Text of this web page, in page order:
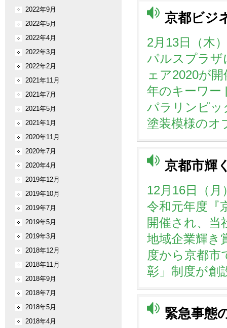
京都ビジ
2月13日（木
パルスプラザ
ェア2020が
年のキーワー
パラリンピッ
塗装模様の
京都市輝
12月16日（
令和元年度『
開催され、当
地域企業輝き
度から京都市
彰」制度が
緊急事態
2022年9月
2022年5月
2022年4月
2022年3月
2022年2月
2021年11月
2021年7月
2021年5月
2021年1月
2020年11月
2020年7月
2020年4月
2019年12月
2019年10月
2019年7月
2019年5月
2019年3月
2018年12月
2018年11月
2018年9月
2018年7月
2018年5月
2018年4月